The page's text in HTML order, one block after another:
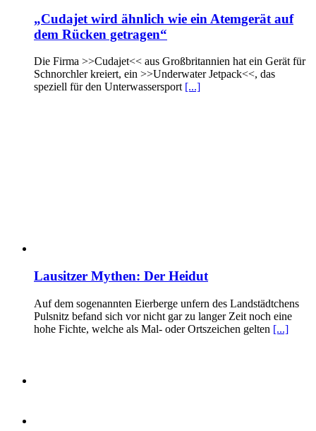
„Cudajet wird ähnlich wie ein Atemgerät auf
dem Rücken getragen“
Die Firma >>Cudajet<< aus Großbritannien hat ein Gerät für
Schnorchler kreiert, ein >>Underwater Jetpack<<, das
speziell für den Unterwassersport [...]
Lausitzer Mythen: Der Heidut
Auf dem sogenannten Eierberge unfern des Landstädtchens
Pulsnitz befand sich vor nicht gar zu langer Zeit noch eine
hohe Fichte, welche als Mal- oder Ortszeichen gelten [...]